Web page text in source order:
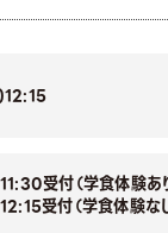
12:15
11:30受付（学食体験あ
12:15受付（学食体験な